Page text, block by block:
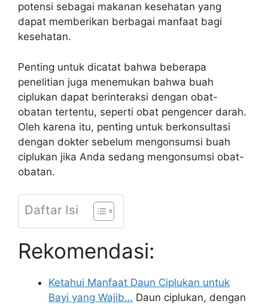
potensi sebagai makanan kesehatan yang
dapat memberikan berbagai manfaat bagi
kesehatan.
Penting untuk dicatat bahwa beberapa
penelitian juga menemukan bahwa buah
ciplukan dapat berinteraksi dengan obat-
obatan tertentu, seperti obat pengencer darah.
Oleh karena itu, penting untuk berkonsultasi
dengan dokter sebelum mengonsumsi buah
ciplukan jika Anda sedang mengonsumsi obat-
obatan.
Daftar Isi
Rekomendasi:
Ketahui Manfaat Daun Ciplukan untuk
Bayi yang Wajib… Daun ciplukan, dengan